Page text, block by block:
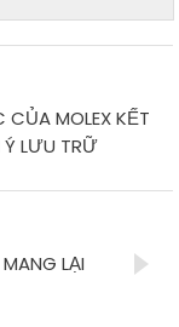
MOLEX KẾT
LƯU TRỮ
LẠI